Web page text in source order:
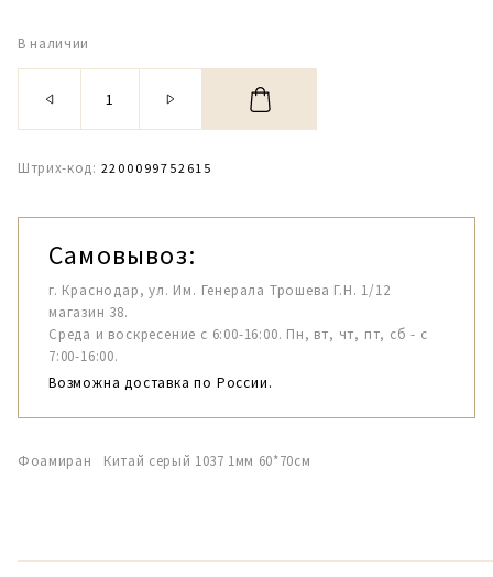
В наличии
Штрих-код: 2200099752615
Самовывоз:
г. Краснодар, ул. Им. Генерала Трошева Г.Н. 1/12
магазин 38.
Среда и воскресение с 6:00-16:00. Пн, вт, чт, пт, сб - с
7:00-16:00.
Возможна доставка по России.
Фоамиран Китай серый 1037 1мм 60*70см